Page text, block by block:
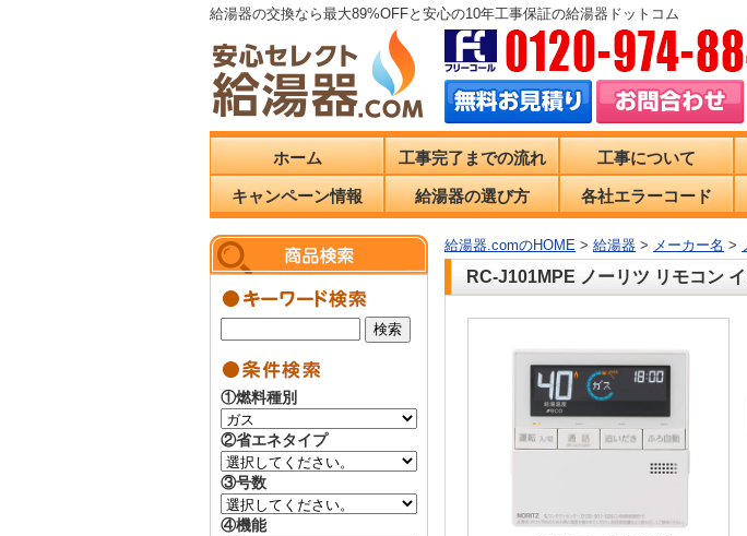
給湯器の交換なら最大89%OFFと安心の10年工事保証の給湯器ドットコム
ホーム 工事完了までの流れ 工事について
キャンペーン情報 給湯器の選び方 各社エラーコード
給湯器.comのHOME > 給湯器 > メーカー名 >
RC-J101MPE ノーリツ リモコン
①燃料種別
②省エネタイプ
③号数
④機能